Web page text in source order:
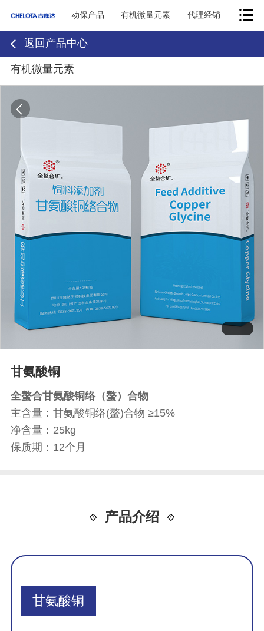
动保产品 有机微量元素 代理经销
返回产品中心
有机微量元素
甘氨酸铜
全螯合甘氨酸铜络（螯）合物
主含量：甘氨酸铜络(螯)合物 ≥15%
净含量：25kg
保质期：12个月
产品介绍
甘氨酸铜